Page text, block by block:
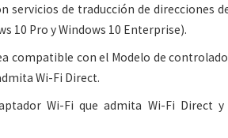
servicios de traducción de direcciones
10 Pro y Windows 10 Enterprise).
compatible con el Modelo de
Wi-Fi Direct.
Wi-Fi que admita Wi-Fi Direct